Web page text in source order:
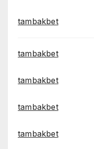
tambakbet
tambakbet
tambakbet
tambakbet
tambakbet